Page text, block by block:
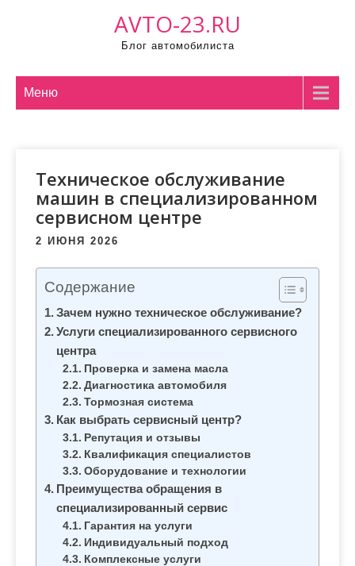
AVTO-23.RU
Блог автомобилиста
Меню
Техническое обслуживание
машин в специализированном
сервисном центре
2 ИЮНЯ 2026
Содержание
Зачем нужно техническое обслуживание?
Услуги специализированного сервисного
центра
Проверка и замена масла
Диагностика автомобиля
Тормозная система
Как выбрать сервисный центр?
Репутация и отзывы
Квалификация специалистов
Оборудование и технологии
Преимущества обращения в
специализированный сервис
Гарантия на услуги
Индивидуальный подход
Комплексные услуги